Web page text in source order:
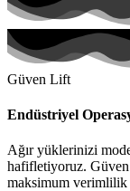
Güven Lift
Endüstriyel
Ağır yüklerinizi
hafifletiyoruz. Güven
maksimum verimlilik